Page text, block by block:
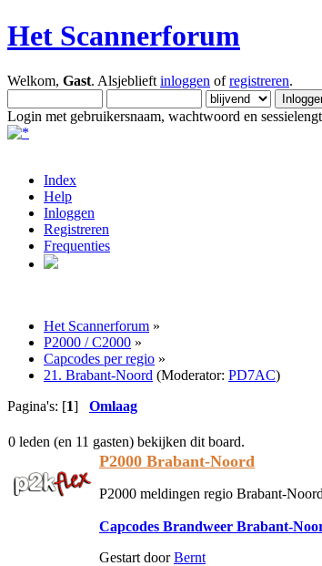
Het Scannerforum
Welkom, Gast. Alsjeblieft inloggen ofregistreren.
Login met gebruikersnaam, wachtwoord en
Index
Help
Inloggen
Registreren
Frequenties
Het Scannerforum »
P2000 / C2000 »
Capcodes per regio »
21. Brabant-Noord (Moderator: PD7AC)
Pagina's: [1] Omlaag
0 leden (en 11 gasten) bekijken dit board.
P2000 Brabant-Noord
P2000 meldingen regio Brabant-
Capcodes Brandweer Brabant-
Gestart doorBernt